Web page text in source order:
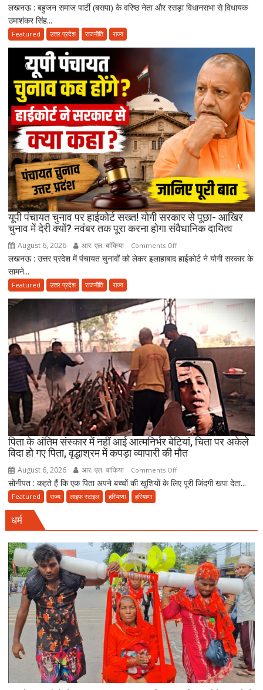
“मुझे
उमाशंकर
सिंह
को
याद
कर
भावुक
हुईं
मायावती,
बेटे
को
आगे
किया
लखनऊ : बहुजन समाज पार्टी (बसपा) के वरिष्ठ नेता और रसड़ा विधानसभा से विधायक
उमाशंकर सिंह...
Featured उत्तर प्रदेश राजनीति राज्य
यूपी पंचायत चुनाव पर हाईकोर्ट सख्त! योगी सरकार से पूछा- आखिर
चुनाव में देरी क्यों? नवंबर तक पूरा करना होगा संवैधानिक दायित्व
August 6, 2026 आर. एल. बांकिया Comments Offon
यूपी
हाईकोर्ट
सख्त!
योगी
से
पूछा-
आखिर
चुनाव
देरी
क्यों?
नवंबर
करना
दायित्व
लखनऊ : उत्तर प्रदेश में पंचायत चुनावों को लेकर इलाहाबाद हाईकोर्ट ने योगी सरकार के
सामने...
Featured उत्तर प्रदेश राजनीति राज्य
पिता के अंतिम संस्कार में नहीं आई आत्मनिर्भर बेटियां, चिता पर अकेले
विदा हो गए पिता, वृद्धाश्रम में कपड़ा व्यापारी की मौत
August 6, 2026 आर. एल. बांकिया Comments Offon
पिता
नहीं
आई
आत्मनिर्भर
बेटियां,
चिता
पर
अकेले
विदा
हो
गए
पिता,
सोनीपत : कहते हैं कि एक पिता अपने बच्चों की खुशियों के लिए पूरी जिंदगी खपा देता...
Featured राज्य लाइफ स्टाइल हरियाणा हरियाणा
धर्म